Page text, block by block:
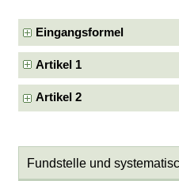
Eingangsformel
Artikel 1
Artikel 2
Fundstelle und